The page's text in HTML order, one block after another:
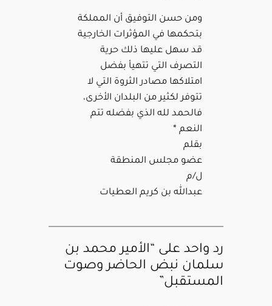
ومن حسن التوفيق أن المملكة
بتحكمها في المؤثرات الخارجية
قد سهل عليها ذلك حرية
التصرف التي تتهيأ بفضل
امتلاكها مصادر الثروة التي لا
تتوفر لكثير من البلدان الأخرى،
فالحمد لله الذي بفضله تتم
النعم *
بقلم
عضو مجلس المنطقة
ل/م
عبدالله بن كريم العطيات
رد واحد على “الأمير محمد بن
سلمان نبض الحاضر وصوت
المستقبل”